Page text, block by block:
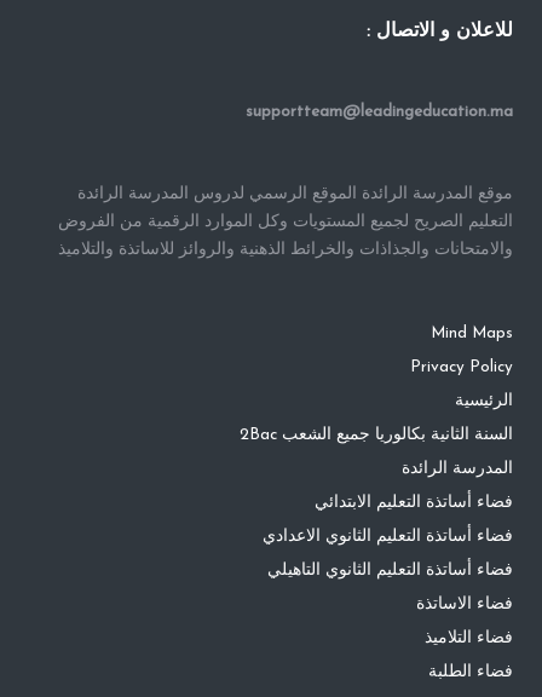
للاعلان و الاتصال :
supportteam@leadingeducation.ma
موقع المدرسة الرائدة الموقع الرسمي لدروس المدرسة الرائدة
التعليم الصريح لجميع المستويات وكل الموارد الرقمية من الفروض
والامتحانات والجذاذات والخرائط الذهنية والروائز للاساتذة والتلاميذ
Mind Maps
Privacy Policy
الرئيسية
السنة الثانية بكالوريا جميع الشعب 2Bac
المدرسة الرائدة
فضاء أساتذة التعليم الابتدائي
فضاء أساتذة التعليم الثانوي الاعدادي
فضاء أساتذة التعليم الثانوي التاهيلي
فضاء الاساتذة
فضاء التلاميذ
فضاء الطلبة